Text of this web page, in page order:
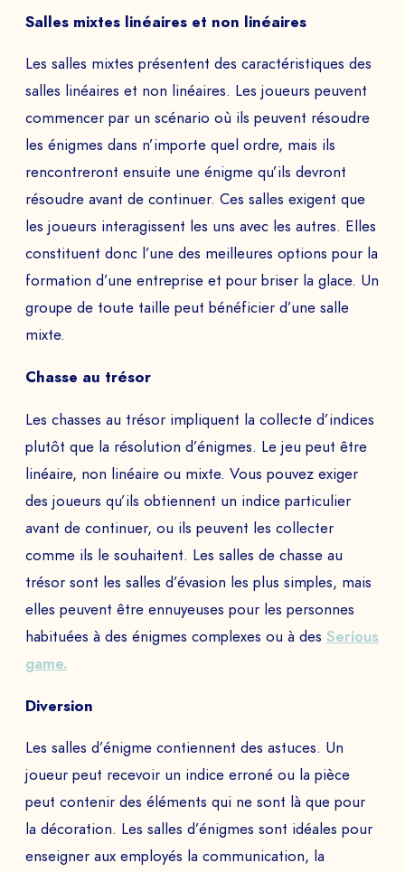
Salles mixtes linéaires et non linéaires
Les salles mixtes présentent des caractéristiques des
salles linéaires et non linéaires. Les joueurs peuvent
commencer par un scénario où ils peuvent résoudre
les énigmes dans n’importe quel ordre, mais ils
rencontreront ensuite une énigme qu’ils devront
résoudre avant de continuer. Ces salles exigent que
les joueurs interagissent les uns avec les autres. Elles
constituent donc l’une des meilleures options pour la
formation d’une entreprise et pour briser la glace. Un
groupe de toute taille peut bénéficier d’une salle
mixte.
Chasse au trésor
Les chasses au trésor impliquent la collecte d’indices
plutôt que la résolution d’énigmes. Le jeu peut être
linéaire, non linéaire ou mixte. Vous pouvez exiger
des joueurs qu’ils obtiennent un indice particulier
avant de continuer, ou ils peuvent les collecter
comme ils le souhaitent. Les salles de chasse au
trésor sont les salles d’évasion les plus simples, mais
elles peuvent être ennuyeuses pour les personnes
habituées à des énigmes complexes ou à des Serious
game.
Diversion
Les salles d’énigme contiennent des astuces. Un
joueur peut recevoir un indice erroné ou la pièce
peut contenir des éléments qui ne sont là que pour
la décoration. Les salles d’énigmes sont idéales pour
enseigner aux employés la communication, la